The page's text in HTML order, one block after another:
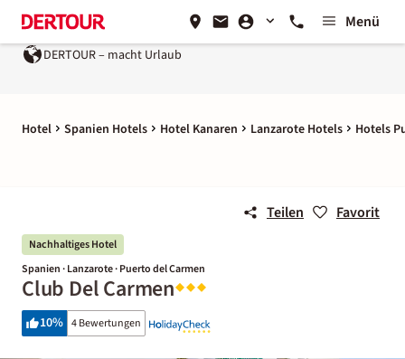
Menü
DERTOUR – macht Urlaub
Hotel Spanien Hotels Hotel Kanaren Lanzarote Hotels Hotels
Teilen Favorit
Nachhaltiges Hotel
Spanien · Lanzarote · Puerto del Carmen
Club Del Carmen
10% 4 Bewertungen